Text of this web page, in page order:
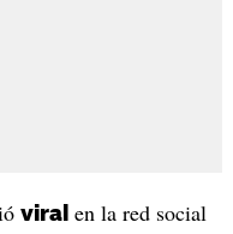
viral en la red social